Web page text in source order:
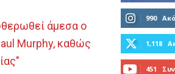
άμεσα ο
Murphy, καθώς
990
1,118
451